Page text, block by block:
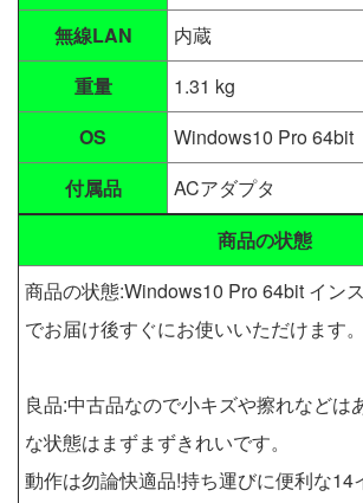
無線LAN
内蔵
重量
1.31 kg
OS
Windows10 Pro 64bit
付属品
ACアダプタ
商品の状態
商品の状態:Windows10 Pro 64bit イン
でお届け後すぐにお使いいただけます。
良品:中古品なので小キズや擦れなどは
な状態はまずまずきれいです。
動作は勿論快適品!持ち運びに便利な14